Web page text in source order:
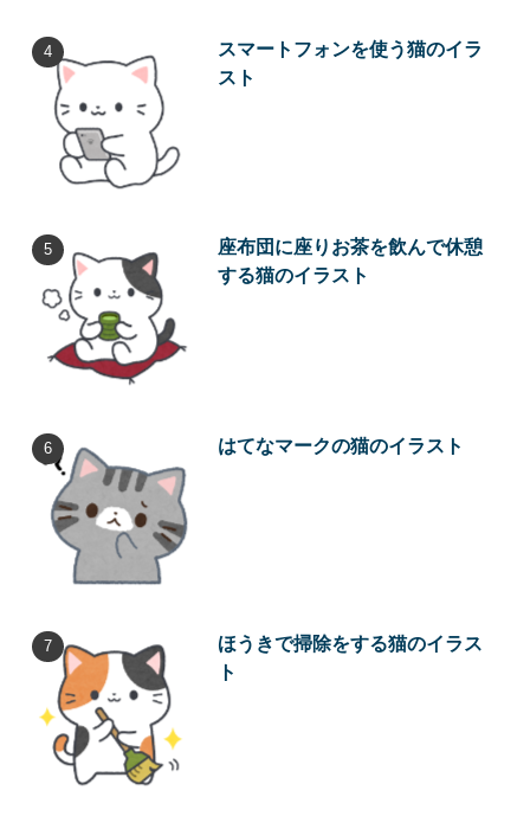
スマートフォンを使う猫のイラ
スト
座布団に座りお茶を飲んで休憩
する猫のイラスト
はてなマークの猫のイラスト
ほうきで掃除をする猫のイラス
ト